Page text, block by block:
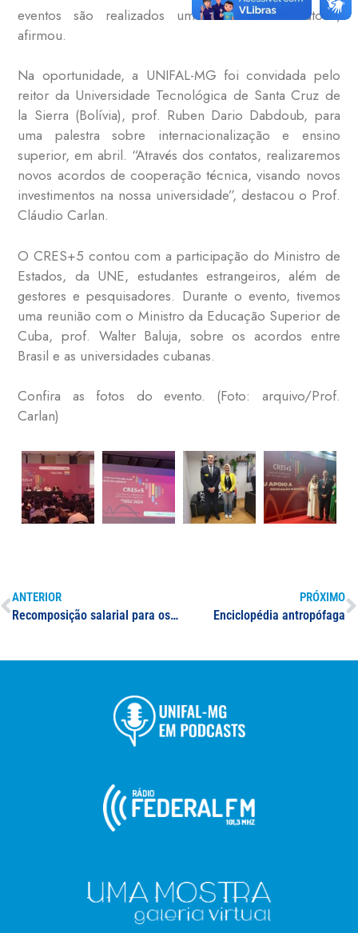
eventos são realizados uma série de contatos.”,
afirmou.
Na oportunidade, a UNIFAL-MG foi convidada pelo
reitor da Universidade Tecnológica de Santa Cruz de
la Sierra (Bolívia), prof. Ruben Dario Dabdoub, para
uma palestra sobre internacionalização e ensino
superior, em abril. “Através dos contatos, realizaremos
novos acordos de cooperação técnica, visando novos
investimentos na nossa universidade”, destacou o Prof.
Cláudio Carlan.
O CRES+5 contou com a participação do Ministro de
Estados, da UNE, estudantes estrangeiros, além de
gestores e pesquisadores. Durante o evento, tivemos
uma reunião com o Ministro da Educação Superior de
Cuba, prof. Walter Baluja, sobre os acordos entre
Brasil e as universidades cubanas.
Confira as fotos do evento. (Foto: arquivo/Prof.
Carlan)
ANTERIOR
Recomposição salarial para os servidores TAES e recomposição orçamentária das Universidades são temas de reunião entre reitoria, sindicato e deputado federal Reginaldo Lopes
PRÓXIMO
Enciclopédia antropófaga